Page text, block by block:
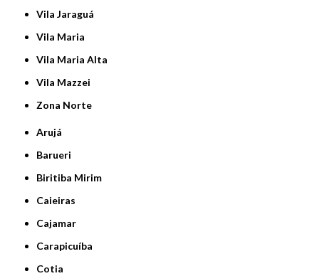
Vila Jaraguá
Vila Maria
Vila Maria Alta
Vila Mazzei
Zona Norte
Arujá
Barueri
Biritiba Mirim
Caieiras
Cajamar
Carapicuíba
Cotia